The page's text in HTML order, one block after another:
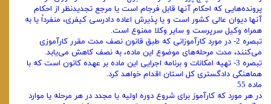
پرونده‌هایی که احکام آنها قابل فرجام است یا مرجع تجدیدنظر از احکام
آنها دیوان عالی کشور است و یا پذیرش اعاده دادرسی کیفری، منفرداً یا به
همراه وکیل سرپرست و سایر وکلا ممنوع است.
تبصره 2- در مورد کارآموزانی که طبق قانون نصف مدت مقرر کارآموزی
می‌کنند، مدت مرحله‌های موضوع این ماده، به نصف کاهش می‌یابد.
تبصره 3- تهیه امکانات و برنامه اجرایی این ماده بر عهده کانون است که با
هماهنگی دادگستری کل استان اقدام خواهد کرد.
ماده 55
در هر مورد که کارآموز برای شروع دوره اولیه یا مجدد در هر مرحله یا موارد